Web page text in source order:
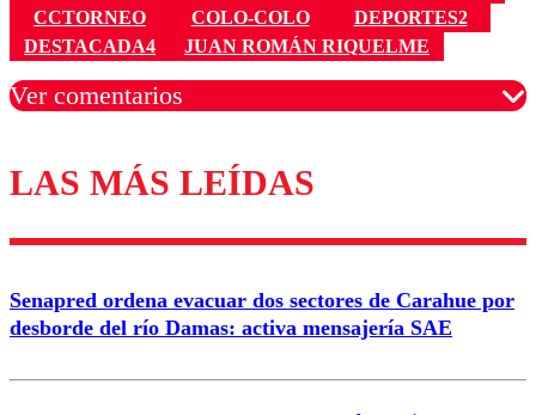
CCTORNEO
COLO-COLO
DEPORTES2
DESTACADA4
JUAN ROMÁN RIQUELME
Ver comentarios
Los comentarios son moderados para garantizar un
diálogo respetuoso.
Correo
LAS MÁS LEÍDAS
Senapred ordena evacuar dos sectores de Carahue por
desborde del río Damas: activa mensajería SAE